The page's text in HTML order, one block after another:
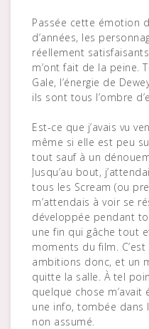
Passée cette émotion
d’années, les
réellement
m’ont fait de la peine.
Gale, l’énergie de
ils sont tous l’ombre
Est-ce que j’avais vu
même si elle est peu
tout sauf à un
Jusqu’au bout,
tous les Scream (ou
m’attendais à voir se
développée pendant
une fin qui gâche tout
moments du film.
ambitions donc, et un
quitte la salle. À tel
quelque chose m’avait
une info, tombée dans
non assumé.